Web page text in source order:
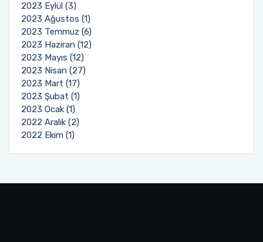
2023 Eylül (3)
2023 Ağustos (1)
2023 Temmuz (6)
2023 Haziran (12)
2023 Mayıs (12)
2023 Nisan (27)
2023 Mart (17)
2023 Şubat (1)
2023 Ocak (1)
2022 Aralık (2)
2022 Ekim (1)